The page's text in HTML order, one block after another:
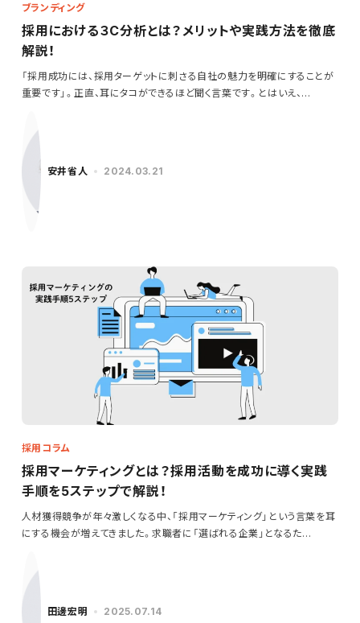
ブランディング
採用における３C分析とは？メリットや実践方法を徹底
解説！
「採用成功には、採用ターゲットに刺さる自社の魅力を明確にすることが
重要です」。正直、耳にタコができるほど聞く言葉です。とはいえ、…
安井省人 2024.03.21
採用コラム
採用マーケティングとは？採用活動を成功に導く実践
手順を5ステップで解説！
人材獲得競争が年々激しくなる中、「採用マーケティング」という言葉を耳
にする機会が増えてきました。求職者に「選ばれる企業」となるた…
田邊宏明 2025.07.14